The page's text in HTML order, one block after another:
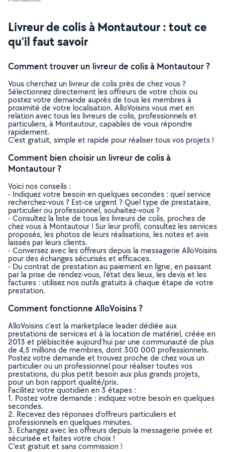
Livreur de colis à Montautour : tout ce
qu’il faut savoir
Comment trouver un livreur de colis à Montautour ?
Vous cherchez un livreur de colis près de chez vous ?
Sélectionnez directement les offreurs de votre choix ou
postez votre demande auprès de tous les membres à
proximité de votre localisation. AlloVoisins vous met en
relation avec tous les livreurs de colis, professionnels et
particuliers, à Montautour, capables de vous répondre
rapidement.
C’est gratuit, simple et rapide pour réaliser tous vos projets !
Comment bien choisir un livreur de colis à
Montautour ?
Voici nos conseils :
- Indiquez votre besoin en quelques secondes : quel service
recherchez-vous ? Est-ce urgent ? Quel type de prestataire,
particulier ou professionnel, souhaitez-vous ?
- Consultez la liste de tous les livreurs de colis, proches de
chez vous à Montautour ! Sur leur profil, consultez les services
proposés, les photos de leurs réalisations, les notes et avis
laissés par leurs clients.
- Conversez avec les offreurs depuis la messagerie AlloVoisins
pour des échanges sécurisés et efficaces.
- Du contrat de prestation au paiement en ligne, en passant
par la prise de rendez-vous, l’état des lieux, les devis et les
factures : utilisez nos outils gratuits à chaque étape de votre
prestation.
Comment fonctionne AlloVoisins ?
AlloVoisins c’est la marketplace leader dédiée aux
prestations de services et à la location de matériel, créée en
2013 et plébiscitée aujourd’hui par une communauté de plus
de 4,5 millions de membres, dont 300 000 professionnels.
Postez votre demande et trouvez proche de chez vous un
particulier ou un professionnel pour réaliser toutes vos
prestations, du plus petit besoin aux plus grands projets,
pour un bon rapport qualité/prix.
Facilitez votre quotidien en 3 étapes :
1. Postez votre demande : indiquez votre besoin en quelques
secondes.
2. Recevez des réponses d’offreurs particuliers et
professionnels en quelques minutes.
3. Echangez avec les offreurs depuis la messagerie privée et
sécurisée et faites votre choix !
C’est gratuit et sans commission !